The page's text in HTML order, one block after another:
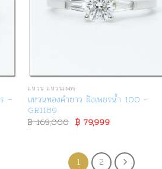
–
แหวน แหวนเพชร
แหวนทองคำขาว ฝังเพชรน้ำ 100 -
GR1189
฿169,000 Original
price
฿79,999Current
1 2